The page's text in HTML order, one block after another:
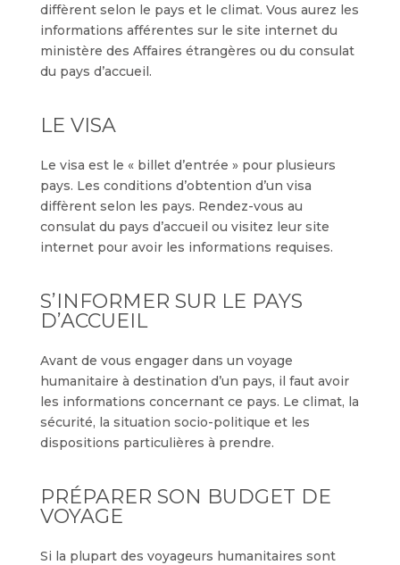
diffèrent selon le pays et le climat. Vous aurez les
informations afférentes sur le site internet du
ministère des Affaires étrangères ou du consulat
du pays d’accueil.
LE VISA
Le visa est le « billet d’entrée » pour plusieurs
pays. Les conditions d’obtention d’un visa
diffèrent selon les pays. Rendez-vous au
consulat du pays d’accueil ou visitez leur site
internet pour avoir les informations requises.
S’INFORMER SUR LE PAYS
D’ACCUEIL
Avant de vous engager dans un voyage
humanitaire à destination d’un pays, il faut avoir
les informations concernant ce pays. Le climat, la
sécurité, la situation socio-politique et les
dispositions particulières à prendre.
PRÉPARER SON BUDGET DE
VOYAGE
Si la plupart des voyageurs humanitaires sont